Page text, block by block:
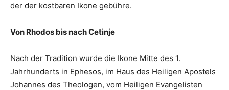
der der kostbaren Ikone gebühre.
Von Rhodos bis nach Cetinje
Nach der Tradition wurde die Ikone Mitte des 1.
Jahrhunderts in Ephesos, im Haus des Heiligen Apostels
Johannes des Theologen, vom Heiligen Evangelisten